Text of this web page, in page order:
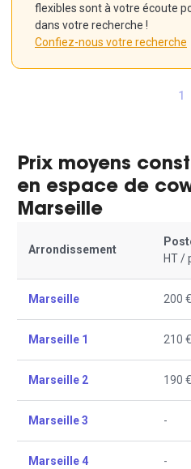
flexibles sont à votre écoute
dans votre recherche !
Confiez-nous votre recherche
1
Prix moyens
en espace de
Marseille
Arrondissement
HT /
Marseille 200 €
Marseille 1 210 €
Marseille 2 190 €
Marseille 3 -
Marseille 4 -